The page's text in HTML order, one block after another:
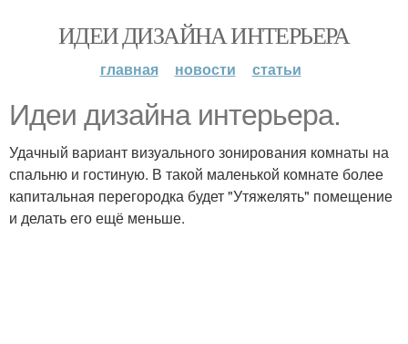
ИДЕИ ДИЗАЙНА ИНТЕРЬЕРА
главная новости статьи
Идеи дизайна интерьера.
Удачный вариант визуального зонирования комнаты на
спальню и гостиную. В такой маленькой комнате более
капитальная перегородка будет "Утяжелять" помещение
и делать его ещё меньше.